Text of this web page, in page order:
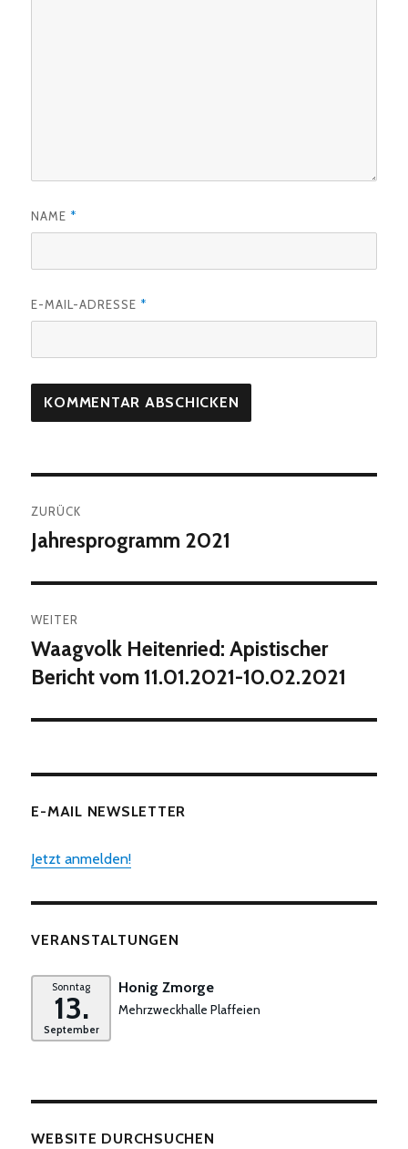
NAME *
E-MAIL-ADRESSE *
ZURÜCK
Vorheriger
Jahresprogramm 2021
WEITER
Nächster
Beitrag:
Waagvolk Heitenried: Apistischer
Bericht vom 11.01.2021-10.02.2021
E-MAIL NEWSLETTER
Jetzt anmelden!
VERANSTALTUNGEN
Sonntag
13.
September
Honig Zmorge
Mehrzweckhalle Plaffeien
WEBSITE DURCHSUCHEN